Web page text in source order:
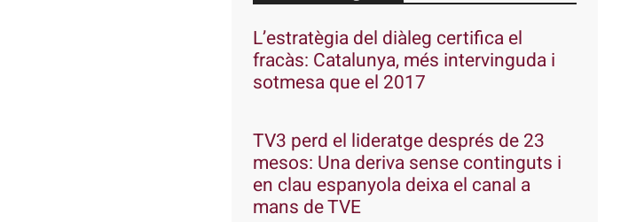
L’estratègia del diàleg certifica el
fracàs: Catalunya, més intervinguda i
sotmesa que el 2017
TV3 perd el lideratge després de 23
mesos: Una deriva sense continguts i
en clau espanyola deixa el canal a
mans de TVE